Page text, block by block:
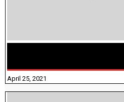
April 25, 2021